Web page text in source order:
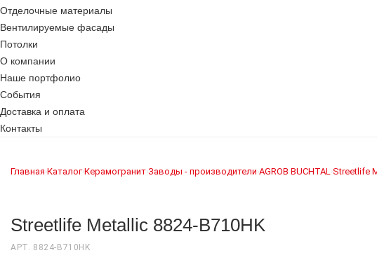
Отделочные материалы
Вентилируемые фасады
Потолки
О компании
Наше портфолио
События
Доставка и оплата
Контакты
Главная›Каталог›Керамогранит›Заводы - производители›AGROB BUCHTAL›Streetlife
Streetlife Metallic 8824-B710HK
АРТ. 8824-B710HK